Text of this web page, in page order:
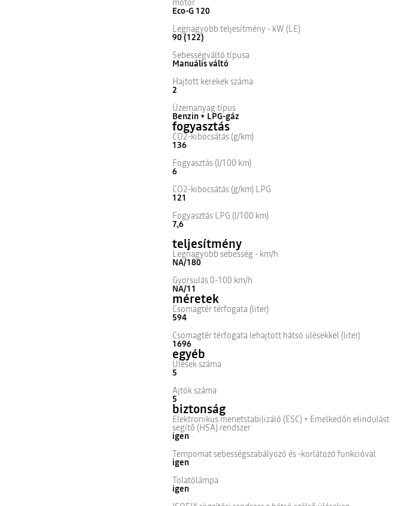
Eco-G 120
Legnagyobb teljesítmény - kW (LE)
90 (122)
Sebességváltó típusa
Manuális váltó
Hajtott kerekek száma
2
Üzemanyag típus
Benzin + LPG-gáz
fogyasztás
CO2-kibocsátás (g/km)
136
Fogyasztás (l/100 km)
6
CO2-kibocsátás (g/km) LPG
121
Fogyasztás LPG (l/100 km)
7,6
teljesítmény
Legnagyobb sebesség - km/h
NA/180
Gyorsulás 0-100 km/h
NA/11
méretek
Csomagtér térfogata (liter)
594
Csomagtér térfogata lehajtott hátsó ülésekkel (liter)
1696
egyéb
Ülések száma
5
Ajtók száma
5
biztonság
Elektronikus menetstabilizáló (ESC) + Emelkedőn elindulást
segítő (HSA) rendszer
igen
Tempomat sebességszabályozó és -korlátozó funkcióval
igen
Tolatólámpa
igen